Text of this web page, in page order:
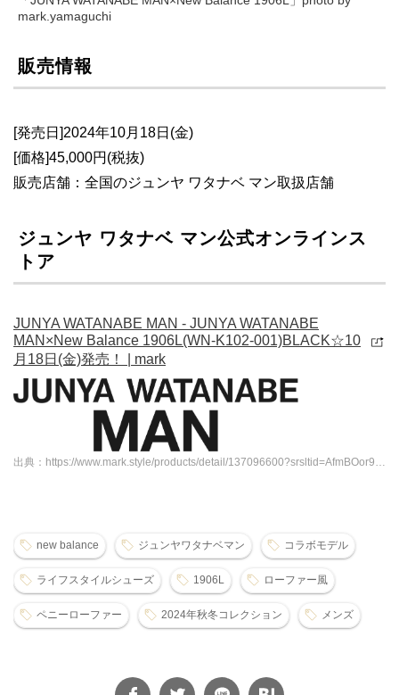
mark.yamaguchi
販売情報
[発売日]2024年10月18日(金)
[価格]45,000円(税抜)
販売店舗：全国のジュンヤ ワタナベ マン取扱店舗
ジュンヤ ワタナベ マン公式オンラインス
トア
JUNYA WATANABE MAN - JUNYA WATANABE
MAN×New Balance 1906L(WN-K102-001)BLACK☆10
月18日(金)発売！ | mark
出典：https://www.mark.style/products/detail/137096600?srsltid=AfmBOor9mauU59HSIOt9Wbw8mH8K6GPyYNqJMX9Daql356AuHW6j34Kd
new balance ジュンヤワタナベマン コラボモデル
ライフスタイルシューズ 1906L ローファー風
ペニーローファー 2024年秋冬コレクション メンズ